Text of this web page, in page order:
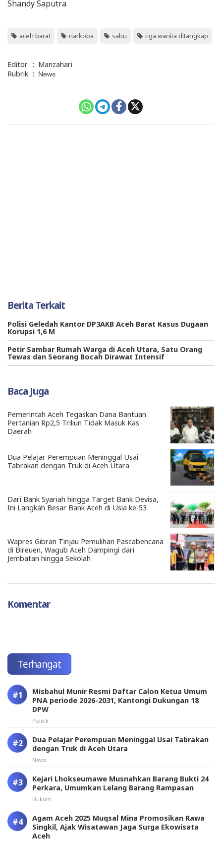
Shandy Saputra
aceh barat narkoba sabu tiga wanita ditangkap
Editor : Manzahari
Rubrik : News
Berita Terkait
Polisi Geledah Kantor DP3AKB Aceh Barat Kasus Dugaan
Korupsi 1,6 M
Petir Sambar Rumah Warga di Aceh Utara, Satu Orang
Tewas dan Seorang Bocah Dirawat Intensif
Baca Juga
Pemerintah Aceh Tegaskan Dana Bantuan
Pertanian Rp2,5 Triliun Tidak Masuk Kas
Daerah
Dua Pelajar Perempuan Meninggal Usai
Tabrakan dengan Truk di Aceh Utara
Dari Bank Syariah hingga Target Bank Devisa,
Ini Langkah Besar Bank Aceh di Usia ke-53
Wapres Gibran Tinjau Pemulihan Pascabencana
di Bireuen, Wagub Aceh Dampingi dari
Jembatan hingga Sekolah
Komentar
Terhangat
Misbahul Munir Resmi Daftar Calon Ketua Umum
PNA periode 2026-2031, Kantongi Dukungan 18
DPW
Politik
Dua Pelajar Perempuan Meninggal Usai Tabrakan
dengan Truk di Aceh Utara
News
Kejari Lhokseumawe Musnahkan Barang Bukti 24
Perkara, Umumkan Lelang Barang Rampasan
Hukum
Agam Aceh 2025 Muqsal Mina Promosikan Rawa
Singkil, Ajak Wisatawan Jaga Surga Ekowisata
Aceh